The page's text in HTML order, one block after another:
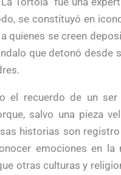
se constituyó en
quienes se creen
que detonó desde
el recuerdo de un ser
salvo una pieza
historias son
emociones en
otras culturas y